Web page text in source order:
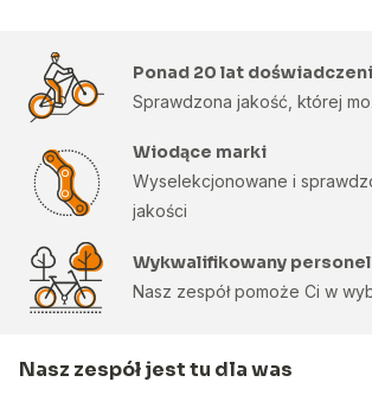
Ponad 20 lat
Sprawdzona jakość, której
Wiodące marki
Wyselekcjonowane i
jakości
Wykwalifikowany personel
Nasz zespół pomoże Ci w
Nasz zespół jest tu dla was